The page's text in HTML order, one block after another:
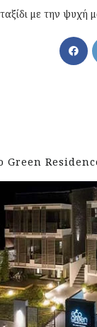
με την ψυχή
Green